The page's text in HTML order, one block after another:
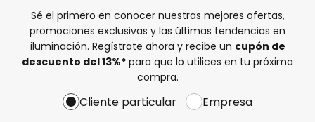
Sé el primero en conocer nuestras mejores ofertas,
promociones exclusivas y las últimas tendencias en
iluminación. Regístrate ahora y recibe un cupón de
descuento del13%* para que lo utilices en tu próxima
compra.
Cliente particular Empresa